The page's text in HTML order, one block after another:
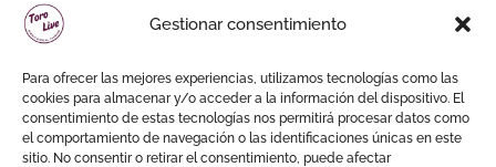
Gestionar consentimiento
Para ofrecer las mejores experiencias, utilizamos tecnologías como las
cookies para almacenar y/o acceder a la información del dispositivo. El
consentimiento de estas tecnologías nos permitirá procesar datos como
el comportamiento de navegación o las identificaciones únicas en este
sitio. No consentir o retirar el consentimiento, puede afectar